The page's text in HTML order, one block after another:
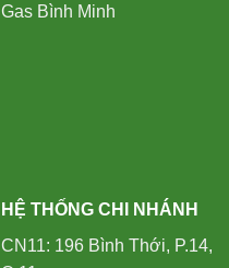
Gas Bình Minh
HỆ THỐNG CHI NHÁNH
CN11: 196 Bình Thới, P.14,